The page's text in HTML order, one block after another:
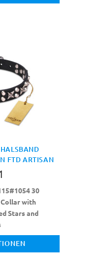
FTD ARTISAN
30
with
Stars and